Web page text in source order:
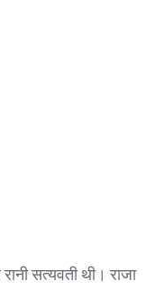
सत्यवती थी। राजा